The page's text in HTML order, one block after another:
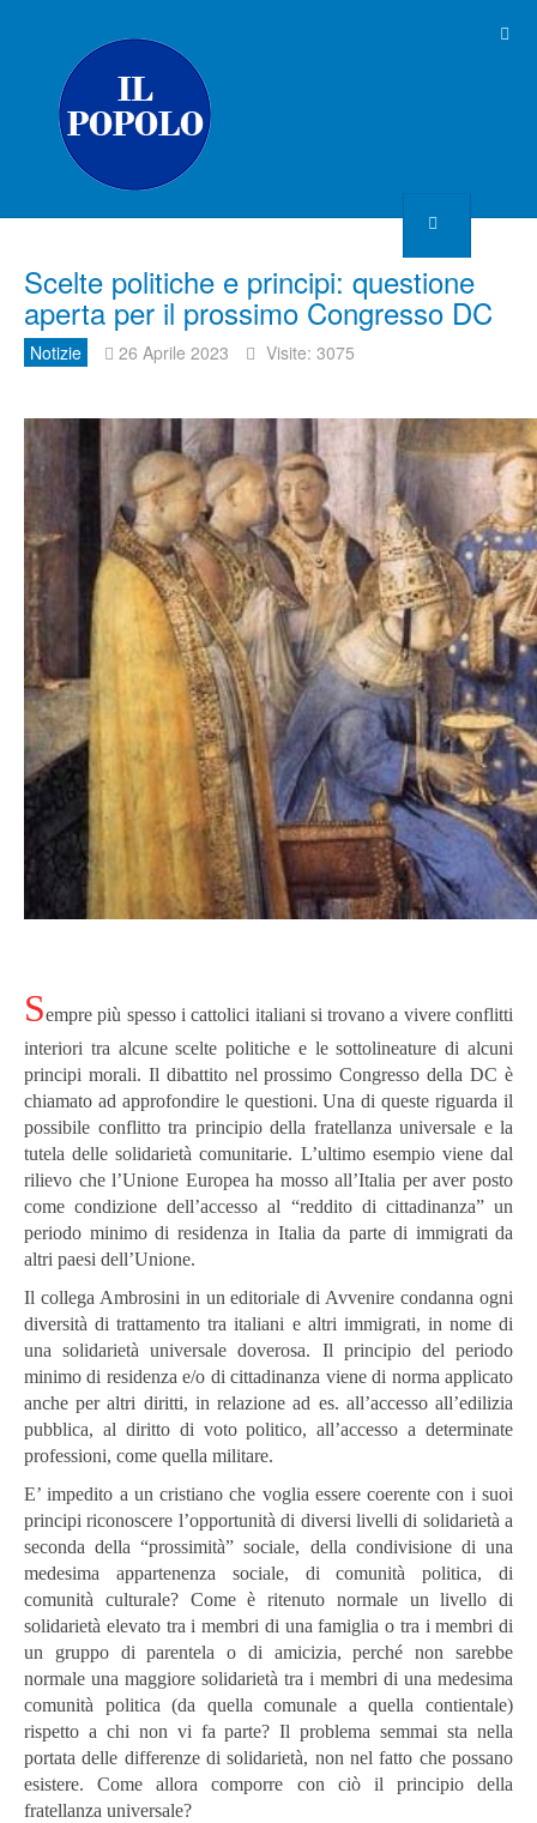
Scelte politiche e principi: questione
aperta per il prossimo Congresso DC
Notizie 26 Aprile 2023 Visite: 3075
Sempre più spesso i cattolici italiani si trovano a vivere conflitti
interiori tra alcune scelte politiche e le sottolineature di alcuni
principi morali. Il dibattito nel prossimo Congresso della DC è
chiamato ad approfondire le questioni. Una di queste riguarda il
possibile conflitto tra principio della fratellanza universale e la
tutela delle solidarietà comunitarie. L’ultimo esempio viene dal
rilievo che l’Unione Europea ha mosso all’Italia per aver posto
come condizione dell’accesso al “reddito di cittadinanza” un
periodo minimo di residenza in Italia da parte di immigrati da
altri paesi dell’Unione.
Il collega Ambrosini in un editoriale di Avvenire condanna ogni
diversità di trattamento tra italiani e altri immigrati, in nome di
una solidarietà universale doverosa. Il principio del periodo
minimo di residenza e/o di cittadinanza viene di norma applicato
anche per altri diritti, in relazione ad es. all’accesso all’edilizia
pubblica, al diritto di voto politico, all’accesso a determinate
professioni, come quella militare.
E’ impedito a un cristiano che voglia essere coerente con i suoi
principi riconoscere l’opportunità di diversi livelli di solidarietà a
seconda della “prossimità” sociale, della condivisione di una
medesima appartenenza sociale, di comunità politica, di
comunità culturale? Come è ritenuto normale un livello di
solidarietà elevato tra i membri di una famiglia o tra i membri di
un gruppo di parentela o di amicizia, perché non sarebbe
normale una maggiore solidarietà tra i membri di una medesima
comunità politica (da quella comunale a quella contientale)
rispetto a chi non vi fa parte? Il problema semmai sta nella
portata delle differenze di solidarietà, non nel fatto che possano
esistere. Come allora comporre con ciò il principio della
fratellanza universale?